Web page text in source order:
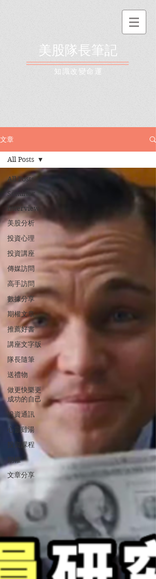
美股隊長筆記
​知識改變命運
文章
All Posts
Seminar
Interview
美股分析
投資心理
投資講座
傳媒訪問
高手訪問
數據分享
期權文章
推薦好書
講座文字版
隊長隨筆
送禮物
做更快樂更
成功的自己
投資通訊
心靈雞湯
投資課程
期權
文章分享
All Posts